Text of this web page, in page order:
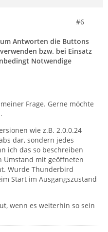
#6
Antworten die Buttons
bzw. bei Einsatz
Notwendige
Frage. Gerne möchte
wie z.B. 2.0.0.24
dar, sondern jedes
ich das so beschreiben
Umstand mit geöffneten
Wurde Thunderbird
Start im Ausgangszustand
wenn es weiterhin so sein